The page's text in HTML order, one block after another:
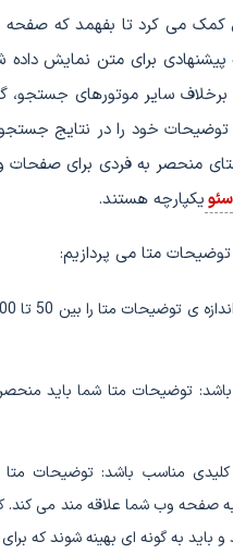
کمک می کرد تا بفهمد که صفحه
برای متن نمایش
سایر موتورهای
خود را در نتایج
منحصر به فردی برای صفحات
سئویکپارچه هستند.
متا می پردازیم:
توضیحات متا شما باید
مناسب باشد: توضیحات
به صفحه وب شما علاقه مند می
باید به گونه ای بهینه شوند که